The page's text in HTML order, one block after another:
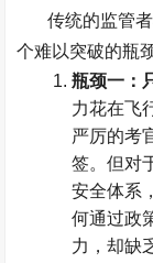
传统的监管
个难以突破的瓶
瓶颈一：
力花在飞
严厉的考
签。但对
安全体系
何通过政
力，却缺